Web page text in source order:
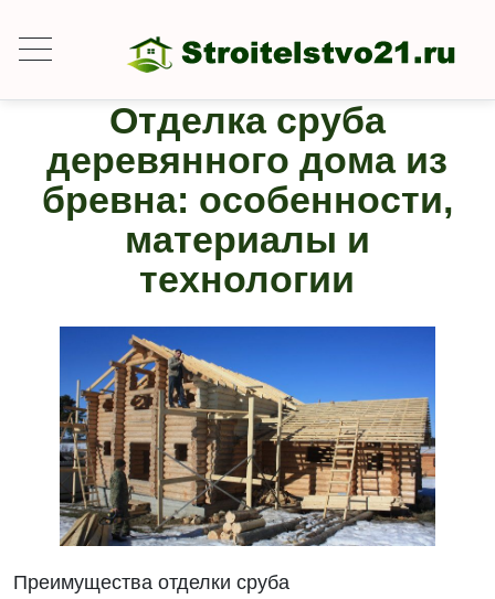
Отделка сруба
деревянного дома из
бревна: особенности,
материалы и
технологии
Преимущества отделки сруба